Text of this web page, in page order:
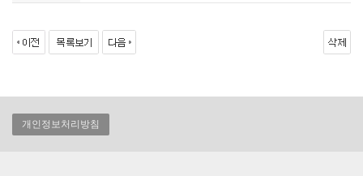
개인정보처리방침